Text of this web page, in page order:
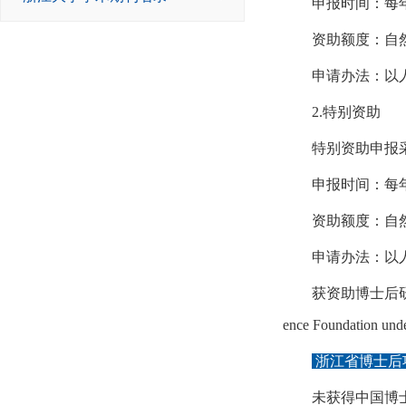
申报时间： 每
资助额度： 自
申请办法： 以
2.特别资助
特别资助申报
申报时间： 每
资助额度： 自
申请办法： 以
获资助博士后
ence Foundation
浙江省博士
未获得中国博